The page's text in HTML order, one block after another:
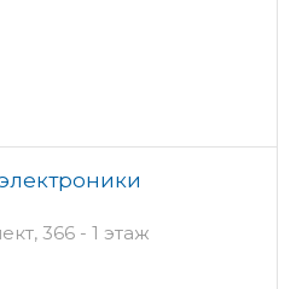
366 - 1 этаж